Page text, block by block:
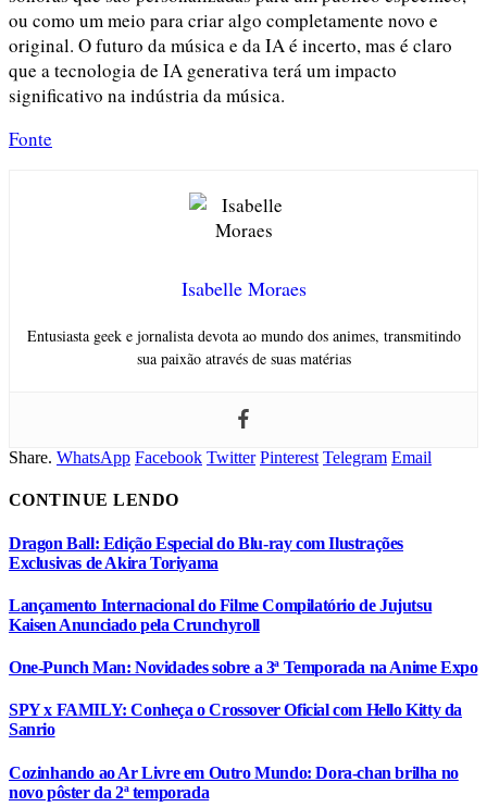
ou como um meio para criar algo completamente novo e
original. O futuro da música e da IA é incerto, mas é claro
que a tecnologia de IA generativa terá um impacto
significativo na indústria da música.
Fonte
Isabelle Moraes
Entusiasta geek e jornalista devota ao mundo dos animes, transmitindo
sua paixão através de suas matérias
Share. WhatsApp Facebook Twitter Pinterest Telegram Email
CONTINUE LENDO
Dragon Ball: Edição Especial do Blu-ray com Ilustrações
Exclusivas de Akira Toriyama
Lançamento Internacional do Filme Compilatório de Jujutsu
Kaisen Anunciado pela Crunchyroll
One-Punch Man: Novidades sobre a 3ª Temporada na Anime Expo
SPY x FAMILY: Conheça o Crossover Oficial com Hello Kitty da
Sanrio
Cozinhando ao Ar Livre em Outro Mundo: Dora-chan brilha no
novo pôster da 2ª temporada